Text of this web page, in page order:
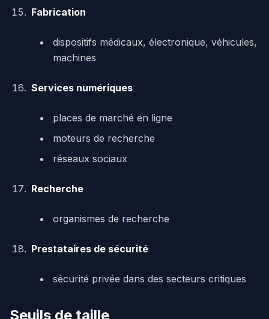
Fabrication
dispositifs médicaux, électronique, véhicules,
machines
Services numériques
places de marché en ligne
moteurs de recherche
réseaux sociaux
Recherche
organismes de recherche
Prestataires de sécurité
sécurité privée dans des secteurs critiques
Seuils de taille